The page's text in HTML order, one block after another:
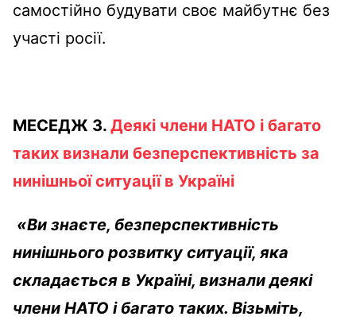
самостійно будувати своє майбутнє без
участі росії.
МЕСЕДЖ 3. Деякі члени НАТО і багато
таких визнали безперспективність за
нинішньої ситуації в Україні
«Ви знаєте, безперспективність
нинішнього розвитку ситуації, яка
складається в Україні, визнали деякі
члени НАТО і багато таких. Візьміть,